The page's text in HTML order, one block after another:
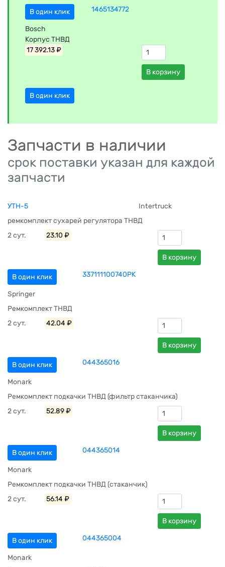
В один клик 1465134772
Bosch
Корпус ТНВД
17 392.13 ₽
В корзину
В один клик
Запчасти в наличии
срок поставки указан для каждой
запчасти
УТН-5
Intertruck
ремкомплект сухарей регулятора ТНВД
2 сут.
23.10 ₽
В корзину
В один клик 337111100740РК
Springer
Ремкомплект ТНВД
2 сут.
42.04 ₽
В корзину
В один клик 044365016
Monark
Ремкомплект подкачки ТНВД (фильтр стаканчика)
2 сут.
52.89 ₽
В корзину
В один клик 044365014
Monark
Ремкомплект подкачки ТНВД (стаканчик)
2 сут.
56.14 ₽
В корзину
В один клик 044365004
Monark